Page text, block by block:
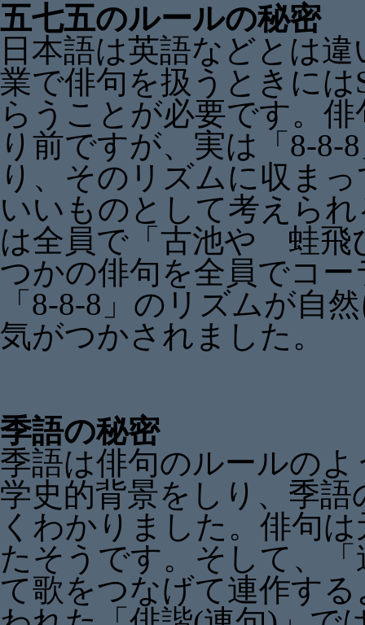
五七五のルールの秘密
日本語は英語などとは
業で俳句を扱うときに
らうことが必要です。
り前ですが、実は「8-8-
り、そのリズムに収ま
いいものとして考えら
は全員で「古池や 蛙
つかの俳句を全員でコ
「8-8-8」のリズムが自
気がつかされました。
季語の秘密
季語は俳句のルールの
学史的背景をしり、季
くわかりました。俳句
たそうです。そして、
て歌をつなげて連作す